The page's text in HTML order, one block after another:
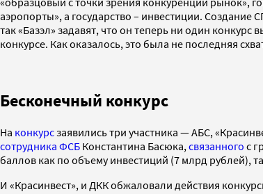
аэропорты», а государство – инвестиции. Создание
так «Базэл» задавят, что он теперь ни один
конкурсе. Как оказалось, это была не последняя
Бесконечный конкурс
На конкурсзаявились три участника — АБС,
сотрудника ФСБ Константина Басюка,связанного с
баллов как по объему инвестиций (7 млрд рублей),
И «Красинвест», и ДКК обжаловали действия